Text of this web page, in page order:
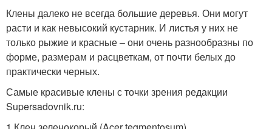
Клены далеко не всегда большие деревья. Они могут
расти и как невысокий кустарник. И листья у них не
только рыжие и красные – они очень разнообразны по
форме, размерам и расцветкам, от почти белых до
практически черных.
Самые красивые клены с точки зрения редакции
Supersadovnik.ru: